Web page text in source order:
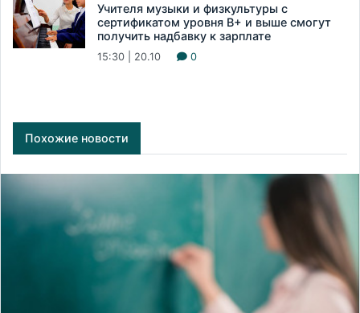
Учителя музыки и физкультуры с
сертификатом уровня B+ и выше смогут
получить надбавку к зарплате
15:30 | 20.10 0
Похожие новости